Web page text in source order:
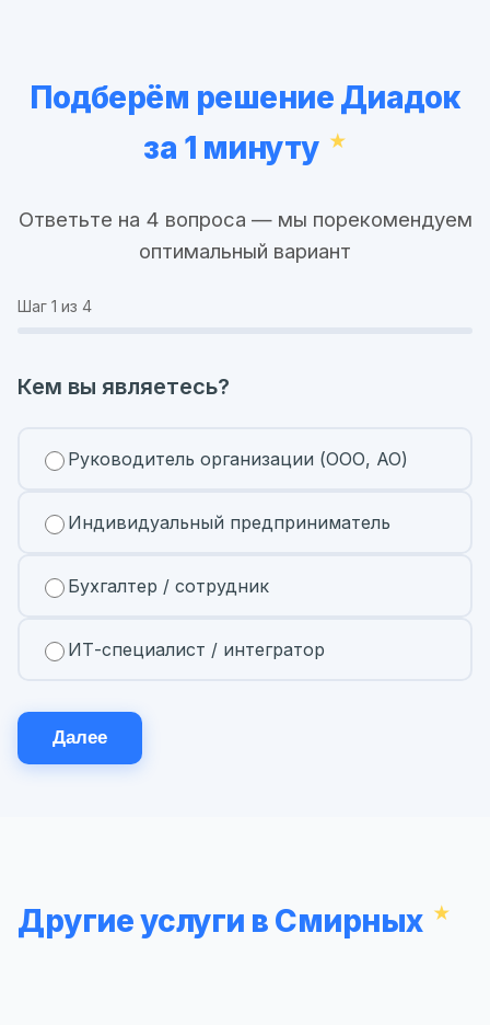
Подберём решение Диадок
за 1 минуту
Ответьте на 4 вопроса — мы порекомендуем
оптимальный вариант
Шаг 1 из 4
Кем вы являетесь?
Руководитель организации (ООО, АО)
Индивидуальный предприниматель
Бухгалтер / сотрудник
ИТ-специалист / интегратор
Далее
Другие услуги в Смирных